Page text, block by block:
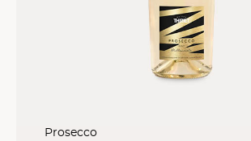
Prosecco